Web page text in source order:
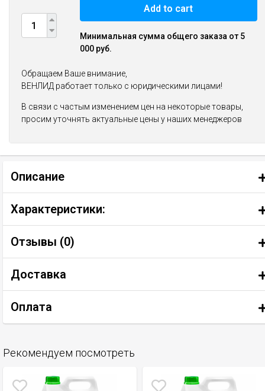
Add to cart
Минимальная сумма общего заказа от 5
000 руб.
Обращаем Ваше внимание,
ВЕНЛИД работает только с юридическими лицами!
В связи с частым изменением цен на некоторые товары,
просим уточнять актуальные цены у наших менеджеров
Описание
Характеристики:
Отзывы (0)
Доставка
Оплата
Рекомендуем посмотреть